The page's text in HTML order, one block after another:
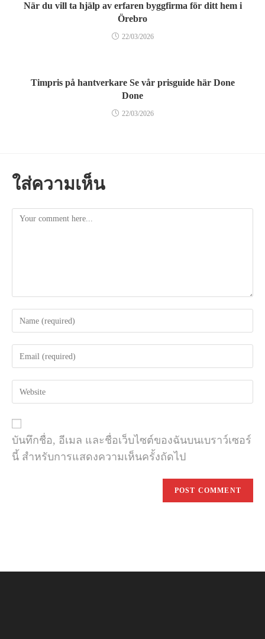
När du vill ta hjälp av erfaren byggfirma för ditt hem i
Örebro
22/03/2026
Timpris på hantverkare Se vår prisguide här Done
Done
22/03/2026
ใส่ความเห็น
Comment
username
to
comment
address
to
(optional)
บันทึกชื่อ, อีเมล และชื่อเว็บไซต์ของฉันบนเบราว์เซอร์
นี้ สำหรับการแสดงความเห็นครั้งถัดไป